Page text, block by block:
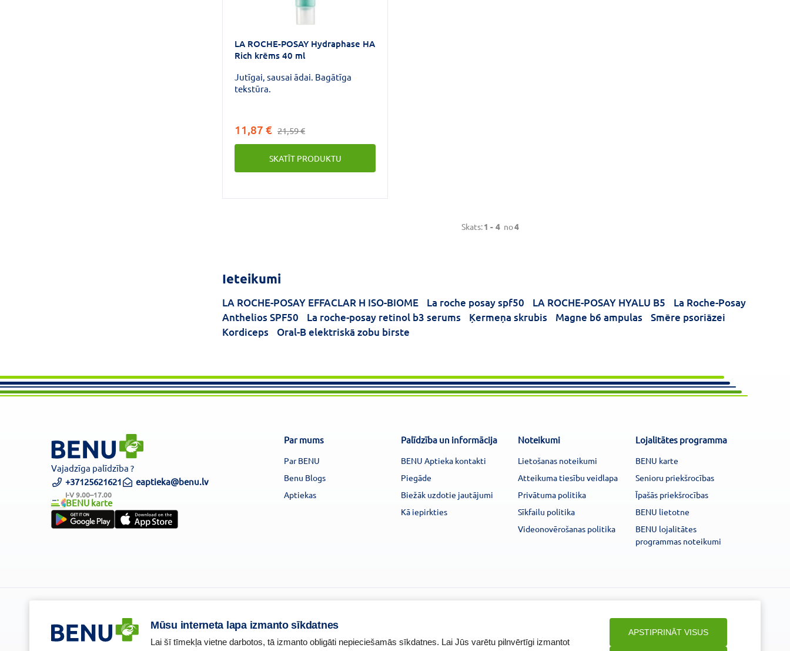
Mūsu interneta lapa izmanto sīkdatnes
Lai šī tīmekļa vietne darbotos, tā izmanto obligāti nepieciešamās sīkdatnes. Lai Jūs varētu pilnvērtīgi izmantot
APSTIPRINĀT VISUS
LA ROCHE-POSAY Hydraphase HA
Rich krēms 40 ml
Jutīgai, sausai ādai. Bagātīga
tekstūra.
11,87 € 21,59 €
SKATĪT PRODUKTU
Skats:1 - 4 no4
Ieteikumi
LA ROCHE-POSAY EFFACLAR H ISO-BIOME La roche posay spf50 LA ROCHE-POSAY HYALU B5
La Roche-Posay
Anthelios SPF50
La roche-posay retinol b3 serums Ķermeņa skrubis Magne b6 ampulas
Smēre psoriāzei
Kordiceps
Oral-B elektriskā zobu birste
Vajadzīga palīdzība ?
+37125621621
I-V 9.00–17.00
eaptieka@benu.lv
BENU karte
Par mums
Par BENU
Benu Blogs
Aptiekas
Palīdzība un informācija
BENU Aptieka kontakti
Piegāde
Biežāk uzdotie jautājumi
Kā iepirkties
Noteikumi
Lietošanas noteikumi
Atteikuma tiesību veidlapa
Privātuma politika
Sīkfailu politika
Videonovērošanas politika
Lojalitātes programma
BENU karte
Senioru priekšrocības
Īpašās priekšrocības
BENU lietotne
BENU lojalitātes
programmas noteikumi